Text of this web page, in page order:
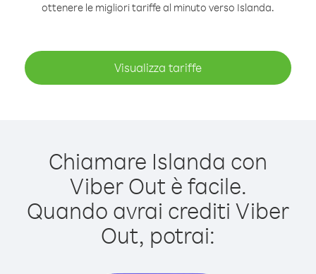
ottenere le migliori tariffe al minuto verso Islanda.
Visualizza tariffe
Chiamare Islanda con
Viber Out è facile.
Quando avrai crediti Viber
Out, potrai: